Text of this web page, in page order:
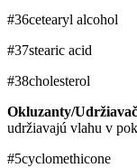
#36cetearyl alcohol
#37stearic acid
#38cholesterol
Okluzanty/
udržiavajú vlahu v
#5cyclomethicone